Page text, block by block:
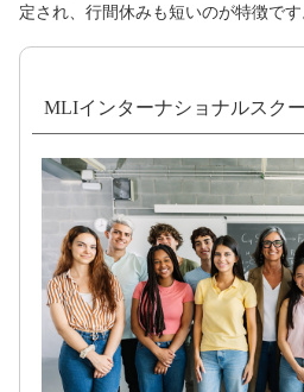
定され、行間休みも短いのが特徴です
MLIインターナショナルスク